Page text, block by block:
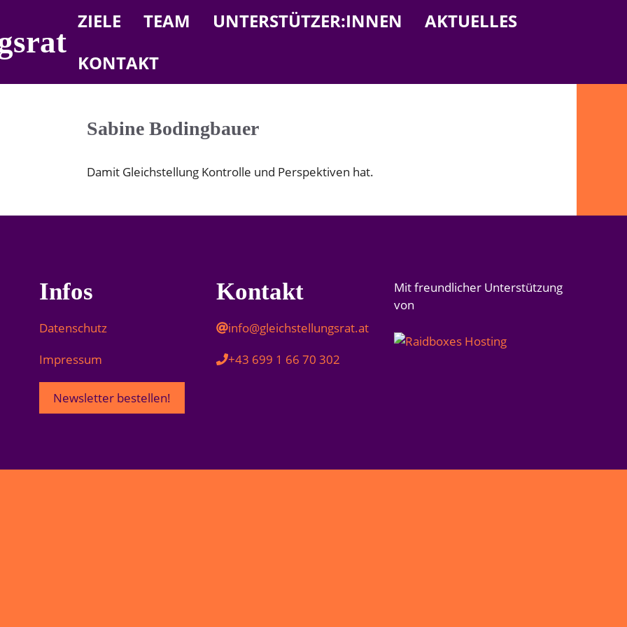
ZIELE TEAM UNTERSTÜTZER:INNEN
AKTUELLES
KONTAKT
Sabine Bodingbauer
Damit Gleichstellung Kontrolle und Perspektiven hat.
Infos
Datenschutz
Impressum
Newsletter bestellen!
Kontakt
info@gleichstellungsrat.at
+43 699 1 66 70 302
Mit freundlicher Unterstützung
von